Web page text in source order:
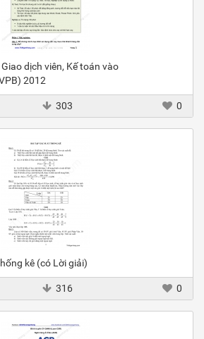
dịch viên, Kế toán vào
2012
303 0
kê (có Lời giải)
316 0